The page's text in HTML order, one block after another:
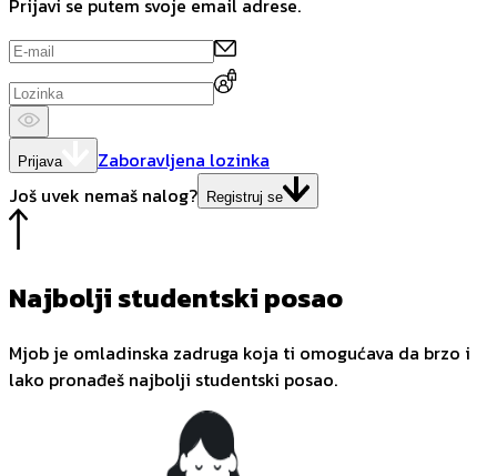
Prijavi se putem svoje email adrese.
Prijava
Zaboravljena lozinka
Još uvek nemaš nalog? Registruj se
Najbolji studentski posao
Mjob je omladinska zadruga koja ti omogućava da brzo i
lako pronađeš najbolji studentski posao.